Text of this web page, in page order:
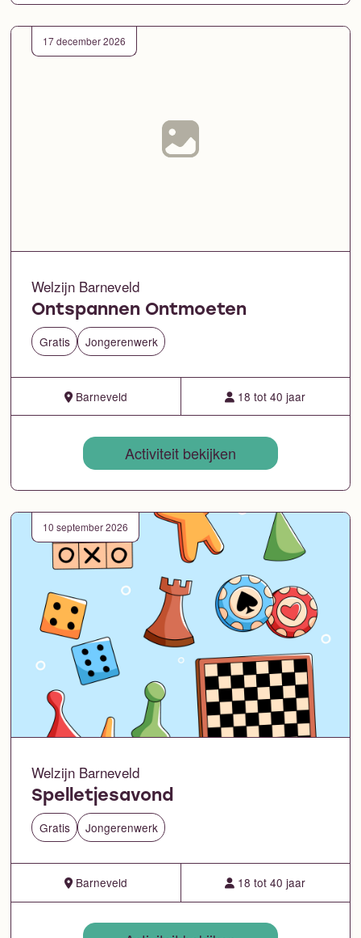
17 december 2026
Welzijn Barneveld
Ontspannen Ontmoeten
Gratis Jongerenwerk
Barneveld 18 tot 40 jaar
Activiteit bekijken
10 september 2026
Welzijn Barneveld
Spelletjesavond
Gratis Jongerenwerk
Barneveld 18 tot 40 jaar